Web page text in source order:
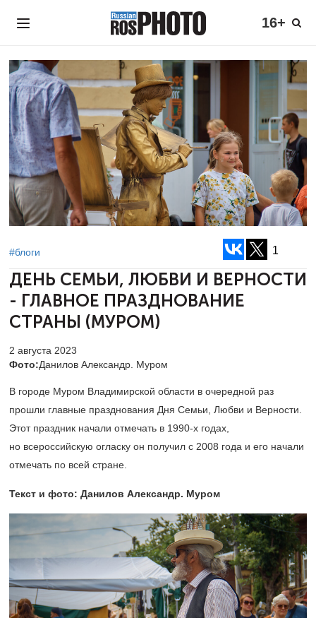
16+
1
#блоги
ДЕНЬ СЕМЬИ, ЛЮБВИ И ВЕРНОСТИ
- ГЛАВНОЕ ПРАЗДНОВАНИЕ
СТРАНЫ (МУРОМ)
2 августа 2023
Фото:Данилов Александр. Муром
В городе Муром Владимирской области в очередной раз
прошли главные празднования Дня Семьи, Любви и Верности.
Этот праздник начали отмечать в 1990-х годах,
но всероссийскую огласку он получил с 2008 года и его начали
отмечать по всей стране.
Текст и фото: Данилов Александр. Муром